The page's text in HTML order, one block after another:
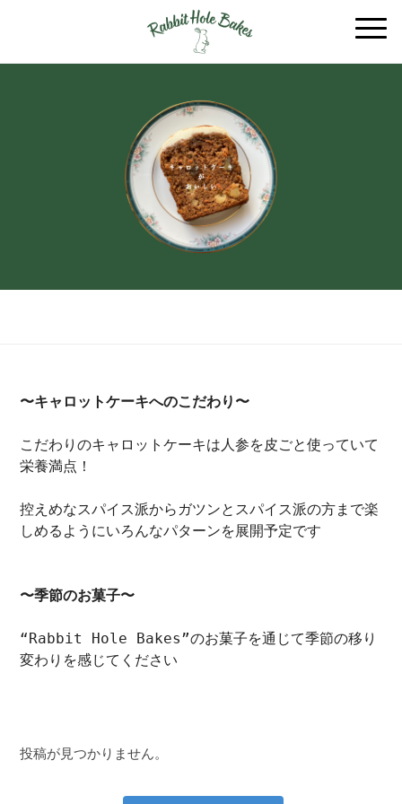
〜キャロットケーキへのこだわり〜
こだわりのキャロットケーキは人参を皮ごと使っていて
栄養満点！
控えめなスパイス派からガツンとスパイス派の方まで楽
しめるようにいろんなパターンを展開予定です
〜季節のお菓子〜
“Rabbit Hole Bakes”のお菓子を通じて季節の移り
変わりを感じてください
投稿が見つかりません。